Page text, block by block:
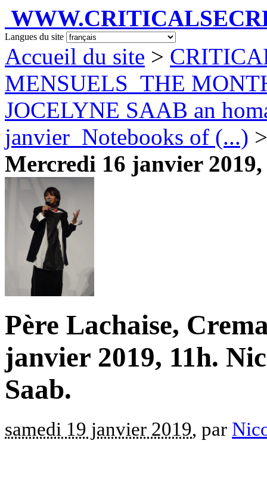
Langues du site
Accueil du site >
MENSUELS_THE
JOCELYNE SAAB an
janvier_Notebooks of (...)
Mercredi 16 janvier
Père Lachaise,
janvier 2019, 11h.
Saab.
samedi 19 janvier 2019, par